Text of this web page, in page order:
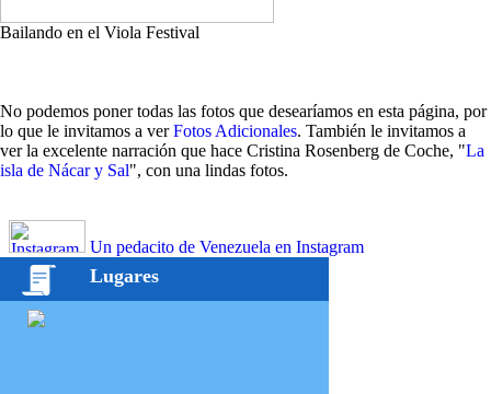
Bailando en el Viola Festival
No podemos poner todas las fotos que desearíamos en esta página, por
lo que le invitamos a verFotos Adicionales. También le invitamos a
ver la excelente narración que hace Cristina Rosenberg de Coche, "La
isla de Nácar y Sal", con una lindas fotos.
Un pedacito de Venezuela en Instagram
Lugares